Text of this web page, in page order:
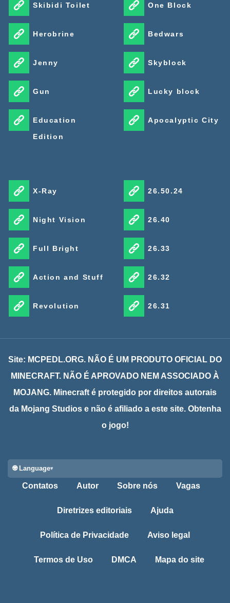
Skibidi Toilet
Herobrine
Jenny
Gun
Education
Edition
One Block
Bedwars
Skyblock
Lucky block
Apocalyptic City
X-Ray
Night Vision
Full Bright
Action and Stuff
Revolution
26.50.24
26.40
26.33
26.32
26.31
Site: MCPEDL.ORG. NÃO É UM PRODUTO OFICIAL DO
MINECRAFT. NÃO É APROVADO NEM ASSOCIADO À
MOJANG. Minecraft é protegido por direitos autorais
da Mojang Studios e não é afiliado a este site. Obtenha
o jogo!
🌐 Language
Contatos Autor Sobre nós Vagas
Diretrizes editoriais Ajuda
Política de Privacidade Aviso legal
Termos de Uso DMCA Mapa do site